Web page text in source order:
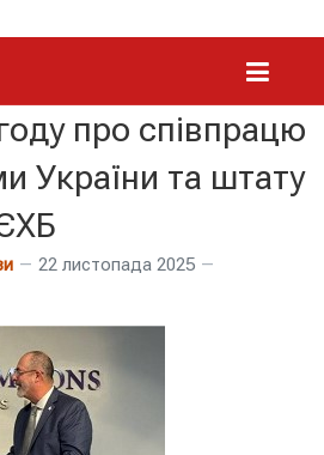
про співпрацю
України та штату
22 листопада 2025